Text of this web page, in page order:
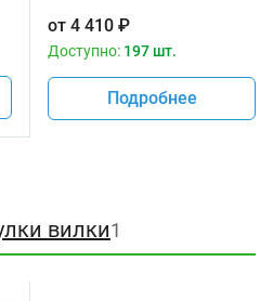
от 4 410 ₽
Доступно: 197 шт.
Подробнее
вилки1